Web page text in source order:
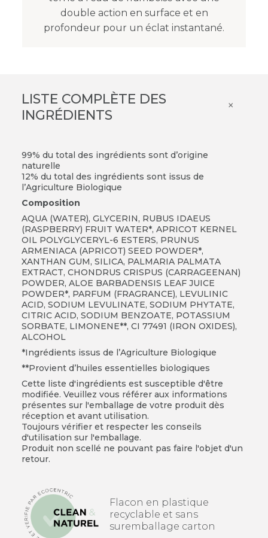
double action en surface et en
profondeur pour un éclat instantané.
LISTE COMPLÈTE DES
INGRÉDIENTS
×
99% du total des ingrédients sont d’origine
naturelle
12% du total des ingrédients sont issus de
l’Agriculture Biologique
Composition
AQUA (WATER), GLYCERIN, RUBUS IDAEUS
(RASPBERRY) FRUIT WATER*, APRICOT KERNEL
OIL POLYGLYCERYL-6 ESTERS, PRUNUS
ARMENIACA (APRICOT) SEED POWDER*,
XANTHAN GUM, SILICA, PALMARIA PALMATA
EXTRACT, CHONDRUS CRISPUS (CARRAGEENAN)
POWDER, ALOE BARBADENSIS LEAF JUICE
POWDER*, PARFUM (FRAGRANCE), LEVULINIC
ACID, SODIUM LEVULINATE, SODIUM PHYTATE,
CITRIC ACID, SODIUM BENZOATE, POTASSIUM
SORBATE, LIMONENE**, CI 77491 (IRON OXIDES),
ALCOHOL
*Ingrédients issus de l’Agriculture Biologique
**Provient d’huiles essentielles biologiques
Cette liste d'ingrédients est susceptible d'être
modifiée. Veuillez vous référer aux informations
présentes sur l'emballage de votre produit dès
réception et avant utilisation.
Toujours vérifier et respecter les conseils
d'utilisation sur l'emballage.
Produit non scellé ne pouvant pas faire l'objet d'un
retour.
Flacon en plastique
recyclable et sans
suremballage carton